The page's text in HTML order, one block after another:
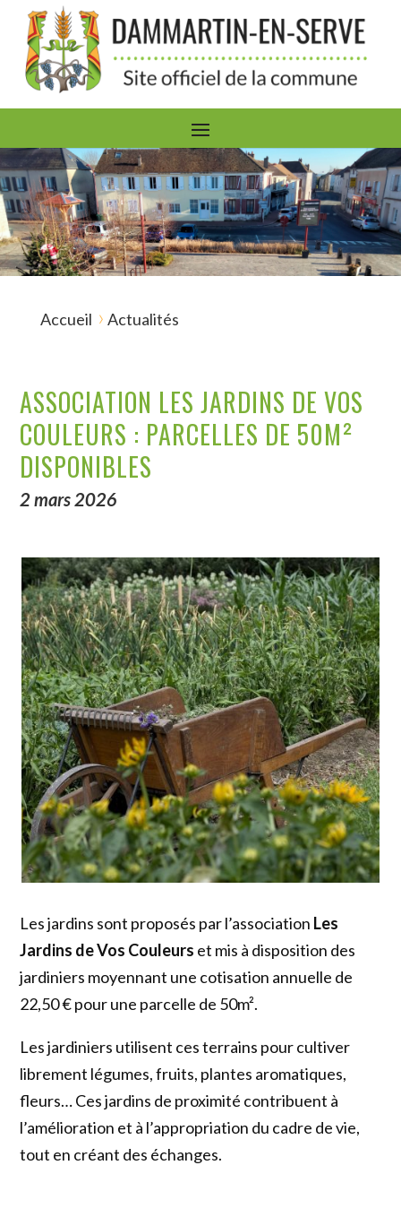
Accueil › Actualités
ASSOCIATION LES JARDINS DE VOS
COULEURS : PARCELLES DE 50M²
DISPONIBLES
2 mars 2026
Les jardins sont proposés par l’association Les
Jardins de Vos Couleurs et mis à disposition des
jardiniers moyennant une cotisation annuelle de
22,50 € pour une parcelle de 50m².
Les jardiniers utilisent ces terrains pour cultiver
librement légumes, fruits, plantes aromatiques,
fleurs… Ces jardins de proximité contribuent à
l’amélioration et à l’appropriation du cadre de vie,
tout en créant des échanges.